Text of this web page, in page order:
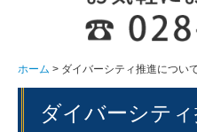
採用のご案内
ホーム ダイバーシティ推進につい
ダイバーシテ